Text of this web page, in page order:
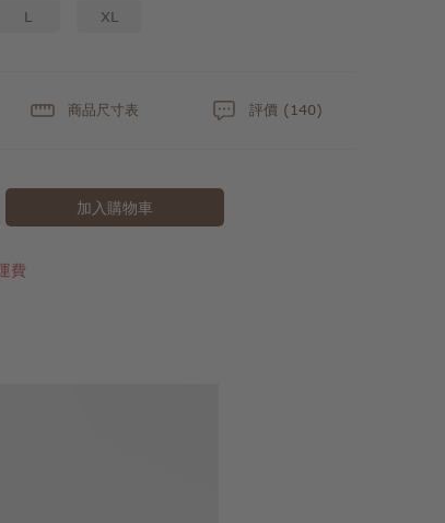
L XL
商品尺寸表 評價 (140)
加入購物車
費